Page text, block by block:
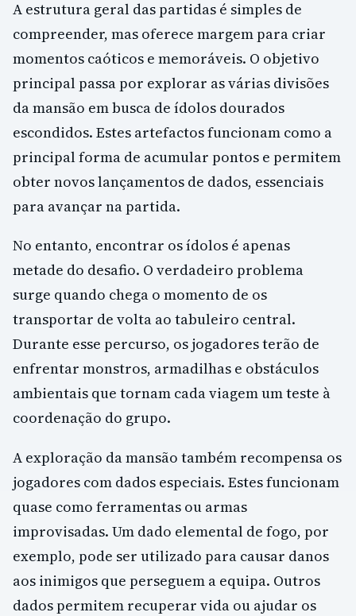
A estrutura geral das partidas é simples de
compreender, mas oferece margem para criar
momentos caóticos e memoráveis. O objetivo
principal passa por explorar as várias divisões
da mansão em busca de ídolos dourados
escondidos. Estes artefactos funcionam como a
principal forma de acumular pontos e permitem
obter novos lançamentos de dados, essenciais
para avançar na partida.
No entanto, encontrar os ídolos é apenas
metade do desafio. O verdadeiro problema
surge quando chega o momento de os
transportar de volta ao tabuleiro central.
Durante esse percurso, os jogadores terão de
enfrentar monstros, armadilhas e obstáculos
ambientais que tornam cada viagem um teste à
coordenação do grupo.
A exploração da mansão também recompensa os
jogadores com dados especiais. Estes funcionam
quase como ferramentas ou armas
improvisadas. Um dado elemental de fogo, por
exemplo, pode ser utilizado para causar danos
aos inimigos que perseguem a equipa. Outros
dados permitem recuperar vida ou ajudar os